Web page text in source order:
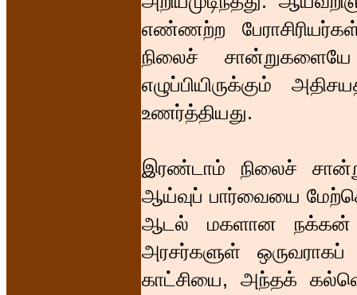
எண்ணற்ற
நிலைச்
எழுப்பியிருக்கும்
உணர்த்தியது.
இரண்டாம் நிலைச்
ஆய்வுப் பார்வையை
ஆடல் மகளான நக்கன்
அரசர்களுள் ஒருவராகப்
காட்சியை, அந்தக்